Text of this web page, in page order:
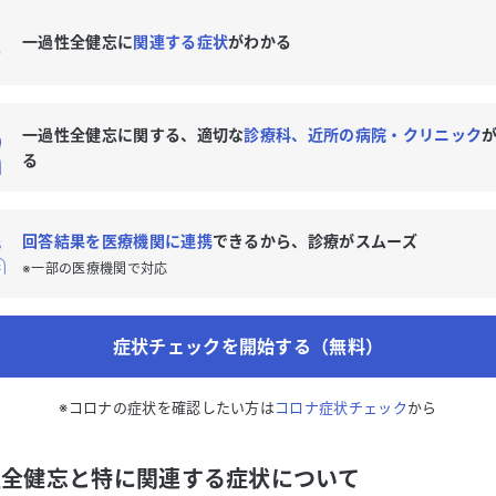
一過性全健忘に関連する症状がわかる
一過性全健忘に関する、適切な診療科、近所の病院・クリニック
る
回答結果を医療機関に連携できるから、診療がスムーズ
※一部の医療機関で対応
症状チェックを開始する（無料）
※コロナの症状を確認したい方はコロナ症状チェックから
健忘と特に関連する症状について